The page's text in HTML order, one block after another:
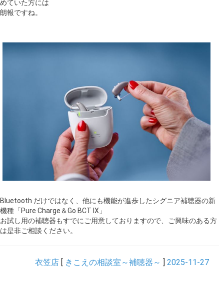
めていた方には
朗報ですね。
Bluetooth だけではなく、他にも機能が進歩したシグニア補聴器の新
機種「Pure Charge＆Go BCT IX」
お試し用の補聴器もすでにご用意しておりますので、ご興味のある方
は是非ご相談ください。
衣笠店 きこえの相談室～補聴器～ 2025-11-27